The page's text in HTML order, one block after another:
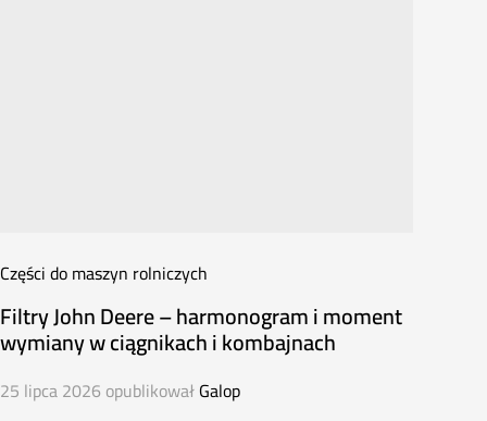
Części do maszyn rolniczych
Filtry John Deere – harmonogram i moment
wymiany w ciągnikach i kombajnach
25 lipca 2026 opublikowałGalop